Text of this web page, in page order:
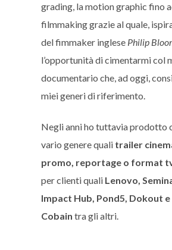
grading, la motion graphic fino
filmmaking grazie al quale,
del fimmaker inglese Philip
l’opportunità di cimentarmi col
documentario che, ad oggi,
miei generi di riferimento.
Negli anni ho tuttavia prodotto
vario genere quali trailer
promo, reportage o format
per clienti quali Lenovo,
Impact Hub, Pond5, Dokout e
Cobain tra gli altri.